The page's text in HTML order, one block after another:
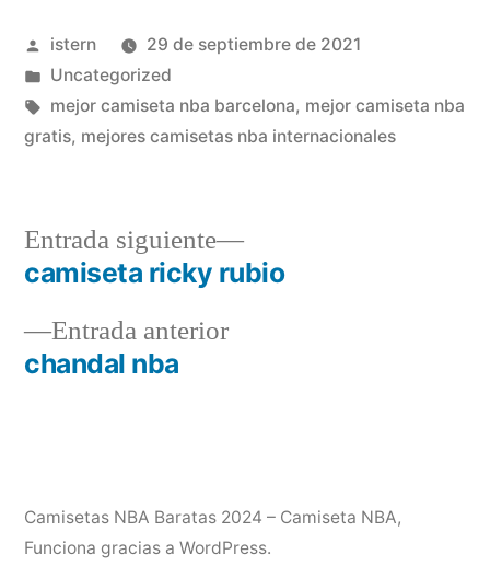
Publicado
por
istern
29 de septiembre de 2021
Publicado
en
Uncategorized
Etiquetas:
mejor camiseta nba barcelona, mejor camiseta nba
gratis, mejores camisetas nba internacionales
Navegación
deEntrada anteriorEntrada
chandal nba
Entrada siguiente
Entrada
siguiente:
camiseta ricky rubio
Camisetas NBA Baratas 2024 – Camiseta NBA,
Funciona gracias a WordPress.